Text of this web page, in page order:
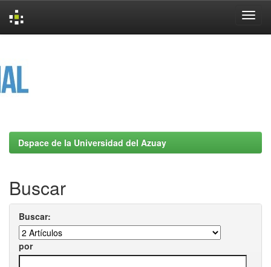
Dspace de la Universidad del Azuay
Buscar
Buscar:
por